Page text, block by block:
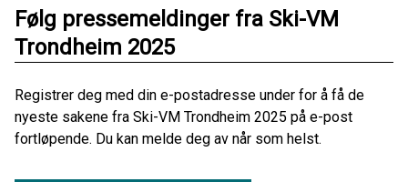
Følg pressemeldinger fra Ski-VM
Trondheim 2025
Registrer deg med din e-postadresse under for å få de
nyeste sakene fra Ski-VM Trondheim 2025 på e-post
fortløpende. Du kan melde deg av når som helst.